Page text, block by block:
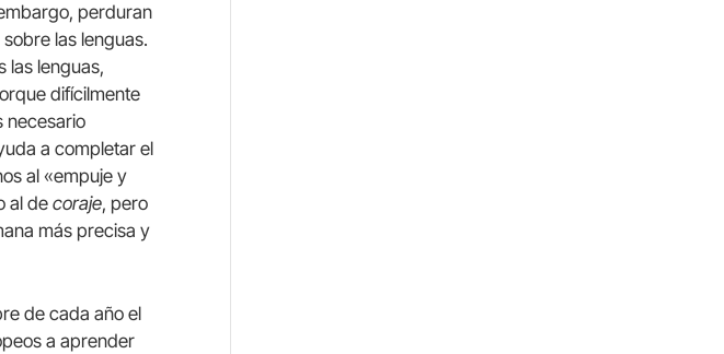
perduran
las lenguas.
las lenguas,
difícilmente
necesario
a completar el
al «empuje y
al de coraje, pero
más precisa y
de cada año el
a aprender